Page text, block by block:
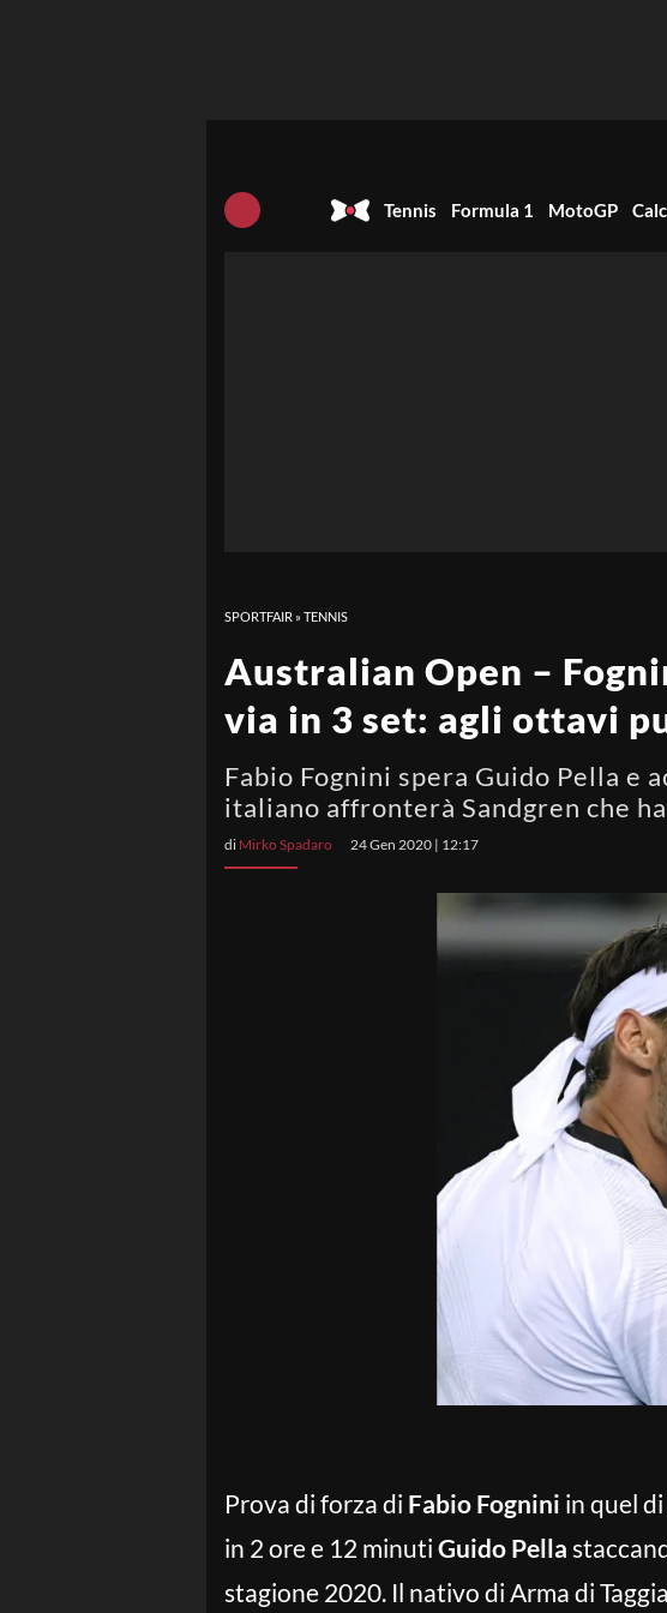
Tennis Formula 1 MotoGP
SPORTFAIR »TENNIS
Australian Open –
via in 3 set: agli ottavi
Fabio Fognini spera Guido Pella
italiano affronterà Sandgren che
di Mirko Spadaro 24 Gen 2020 | 12:17
Prova di forza di Fabio Fognini in quel
in 2 ore e 12 minuti Guido Pella
stagione 2020. Il nativo di Arma di